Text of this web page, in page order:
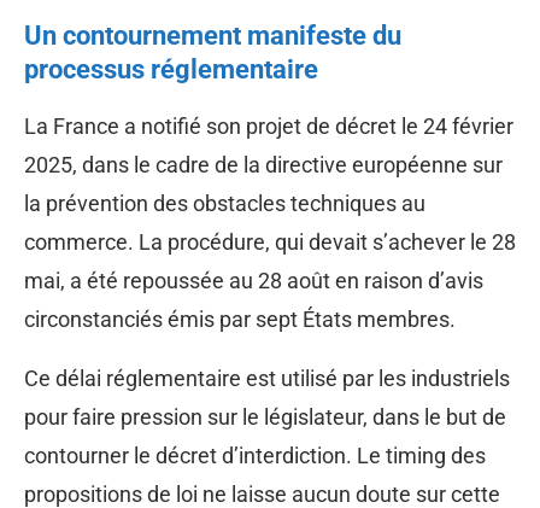
Un contournement manifeste du
processus réglementaire
La France a notifié son projet de décret le 24 février
2025, dans le cadre de la directive européenne sur
la prévention des obstacles techniques au
commerce. La procédure, qui devait s’achever le 28
mai, a été repoussée au 28 août en raison d’avis
circonstanciés émis par sept États membres.
Ce délai réglementaire est utilisé par les industriels
pour faire pression sur le législateur, dans le but de
contourner le décret d’interdiction. Le timing des
propositions de loi ne laisse aucun doute sur cette